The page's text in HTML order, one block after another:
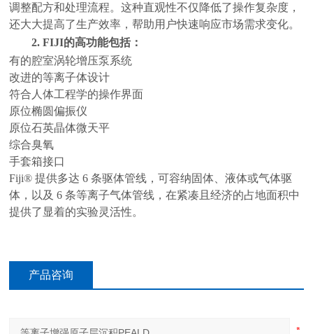
调整配方和处理流程。这种直观性不仅降低了操作复杂度，
还大大提高了生产效率，帮助用户快速响应市场需求变化。
2.FIJI的高功能包括：
有的腔室涡轮增压泵系统
改进的等离子体设计
符合人体工程学的操作界面
原位椭圆偏振仪
原位石英晶体微天平
综合臭氧
手套箱接口
Fiji® 提供多达 6 条驱体管线，可容纳固体、液体或气体驱
体，以及 6 条等离子气体管线，在紧凑且经济的占地面积中
提供了显着的实验灵活性。
产品咨询